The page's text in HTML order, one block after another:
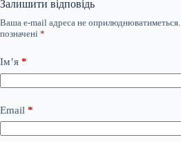
Залишити відповідь
Ваша e-mail адреса не оприлюднюватиметься.
позначені *
Ім’я *
Email *